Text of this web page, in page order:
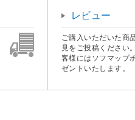
レビュー
ご購入いただいた商
見をご投稿ください
客様にはソフマップ
ゼントいたします。